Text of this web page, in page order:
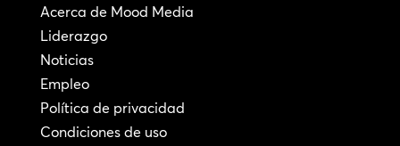
Acerca de Mood Media
Liderazgo
Noticias
Empleo
Política de privacidad
Condiciones de uso